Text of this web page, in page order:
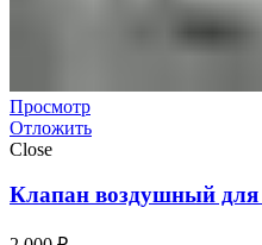
Просмотр
Отложить
Close
Клапан воздушный